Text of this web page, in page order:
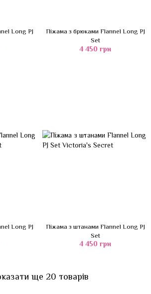
Long PJ
Піжама з брюками Flannel Long PJ
Set
4 450 грн
Long PJ
Піжама з штанами Flannel Long PJ
Set
4 450 грн
ще 20 товарів